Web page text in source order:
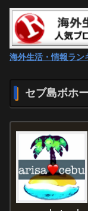
海外生活・情報ラン
セブ島ボホ